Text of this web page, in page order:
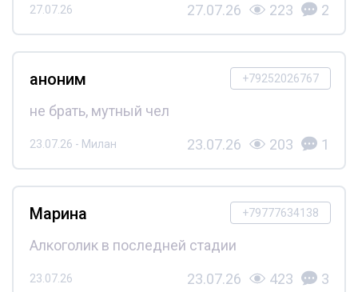
27.07.26 27.07.26 223 2
+79252026767
аноним
не брать, мутный чел
23.07.26 - Милан 23.07.26 203 1
+79777634138
Марина
Алкоголик в последней стадии
23.07.26 23.07.26 423 3